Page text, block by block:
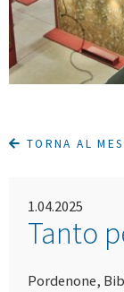
TORNA AL
1.04.2025
Tanto
Pordenone,